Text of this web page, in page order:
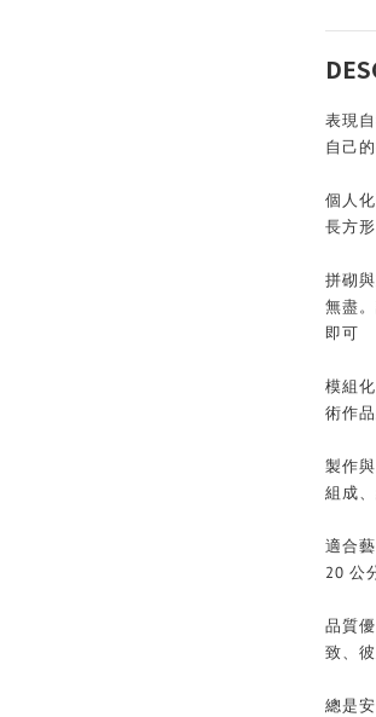
表現
自己
個人
長方
拼砌
無盡
即可
模組
術作
製作
組成
適合
20 公
品質
致、
總是